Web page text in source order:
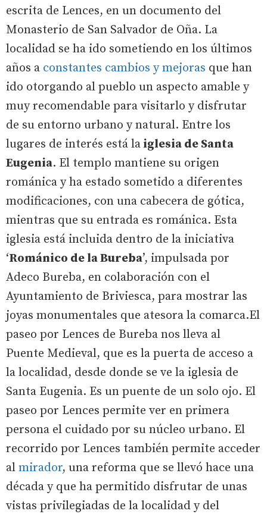
escrita de Lences, en un documento del
Monasterio de San Salvador de Oña. La
localidad se ha ido sometiendo en los últimos
años a constantes cambios y mejoras que han
ido otorgando al pueblo un aspecto amable y
muy recomendable para visitarlo y disfrutar
de su entorno urbano y natural. Entre los
lugares de interés está la iglesia de Santa
Eugenia. El templo mantiene su origen
románica y ha estado sometido a diferentes
modificaciones, con una cabecera de gótica,
mientras que su entrada es románica. Esta
iglesia está incluida dentro de la iniciativa
‘Románico de la Bureba’, impulsada por
Adeco Bureba, en colaboración con el
Ayuntamiento de Briviesca, para mostrar las
joyas monumentales que atesora la comarca.El
paseo por Lences de Bureba nos lleva al
Puente Medieval, que es la puerta de acceso a
la localidad, desde donde se ve la iglesia de
Santa Eugenia. Es un puente de un solo ojo. El
paseo por Lences permite ver en primera
persona el cuidado por su núcleo urbano. El
recorrido por Lences también permite acceder
al mirador, una reforma que se llevó hace una
década y que ha permitido disfrutar de unas
vistas privilegiadas de la localidad y del